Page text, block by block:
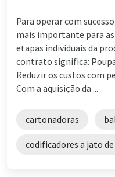
Para operar com
mais importante para
etapas individuais da
contrato significa:
Reduzir os custos com
Com a aquisição da ...
cartonadoras
codificadores a jato